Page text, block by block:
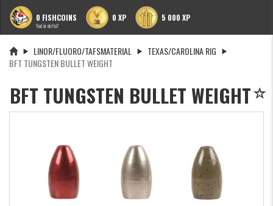
0 FISHCOINS
Vad är detta?
0 XP 5 000 XP
LINOR/FLUORO/TAFSMATERIAL
TEXAS/CAROLINA RIG
BFT TUNGSTEN BULLET WEIGHT
BFT TUNGSTEN BULLET WEIGHT